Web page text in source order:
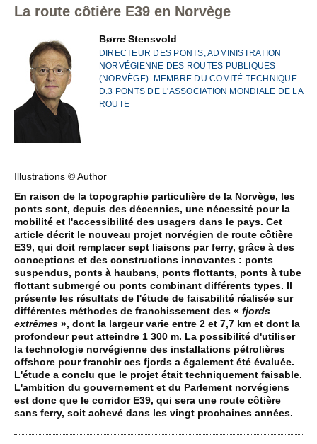
La route côtière E39 en Norvège
Børre Stensvold
DIRECTEUR DES PONTS, ADMINISTRATION
NORVÉGIENNE DES ROUTES PUBLIQUES
(NORVÈGE). MEMBRE DU COMITÉ TECHNIQUE
D.3 PONTS DE L'ASSOCIATION MONDIALE DE LA
ROUTE
Illustrations © Author
En raison de la topographie particulière de la Norvège, les
ponts sont, depuis des décennies, une nécessité pour la
mobilité et l'accessibilité des usagers dans le pays. Cet
article décrit le nouveau projet norvégien de route côtière
E39, qui doit remplacer sept liaisons par ferry, grâce à des
conceptions et des constructions innovantes : ponts
suspendus, ponts à haubans, ponts flottants, ponts à tube
flottant submergé ou ponts combinant différents types. Il
présente les résultats de l'étude de faisabilité réalisée sur
différentes méthodes de franchissement des « fjords
extrêmes », dont la largeur varie entre 2 et 7,7 km et dont la
profondeur peut atteindre 1 300 m. La possibilité d'utiliser
la technologie norvégienne des installations pétrolières
offshore pour franchir ces fjords a également été évaluée.
L'étude a conclu que le projet était techniquement faisable.
L'ambition du gouvernement et du Parlement norvégiens
est donc que le corridor E39, qui sera une route côtière
sans ferry, soit achevé dans les vingt prochaines années.